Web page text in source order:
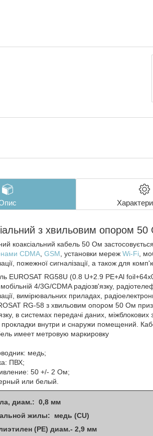
з хвильовим опором
коаксіальний кабель 50 Ом
CDMA, GSM, установки мереж Wi-Fi,
пожежної сигналізації, а також для
EUROSAT RG58U (0.8 U+2.9 PE+Al
4/3G/CDMA радіозв'язку,
вимірювальних приладах,
RG-58 з хвильовим опором 50 Ом
в системах передачі даних,
внутри и снаружи помещений.
имеет метровую маркировку
медь;
ПВХ;
50 +/- 2 Ом;
или белый.
диам.: 0,8 мм
жилы: медь (CU)
(РЕ) диам.- 2,9 мм